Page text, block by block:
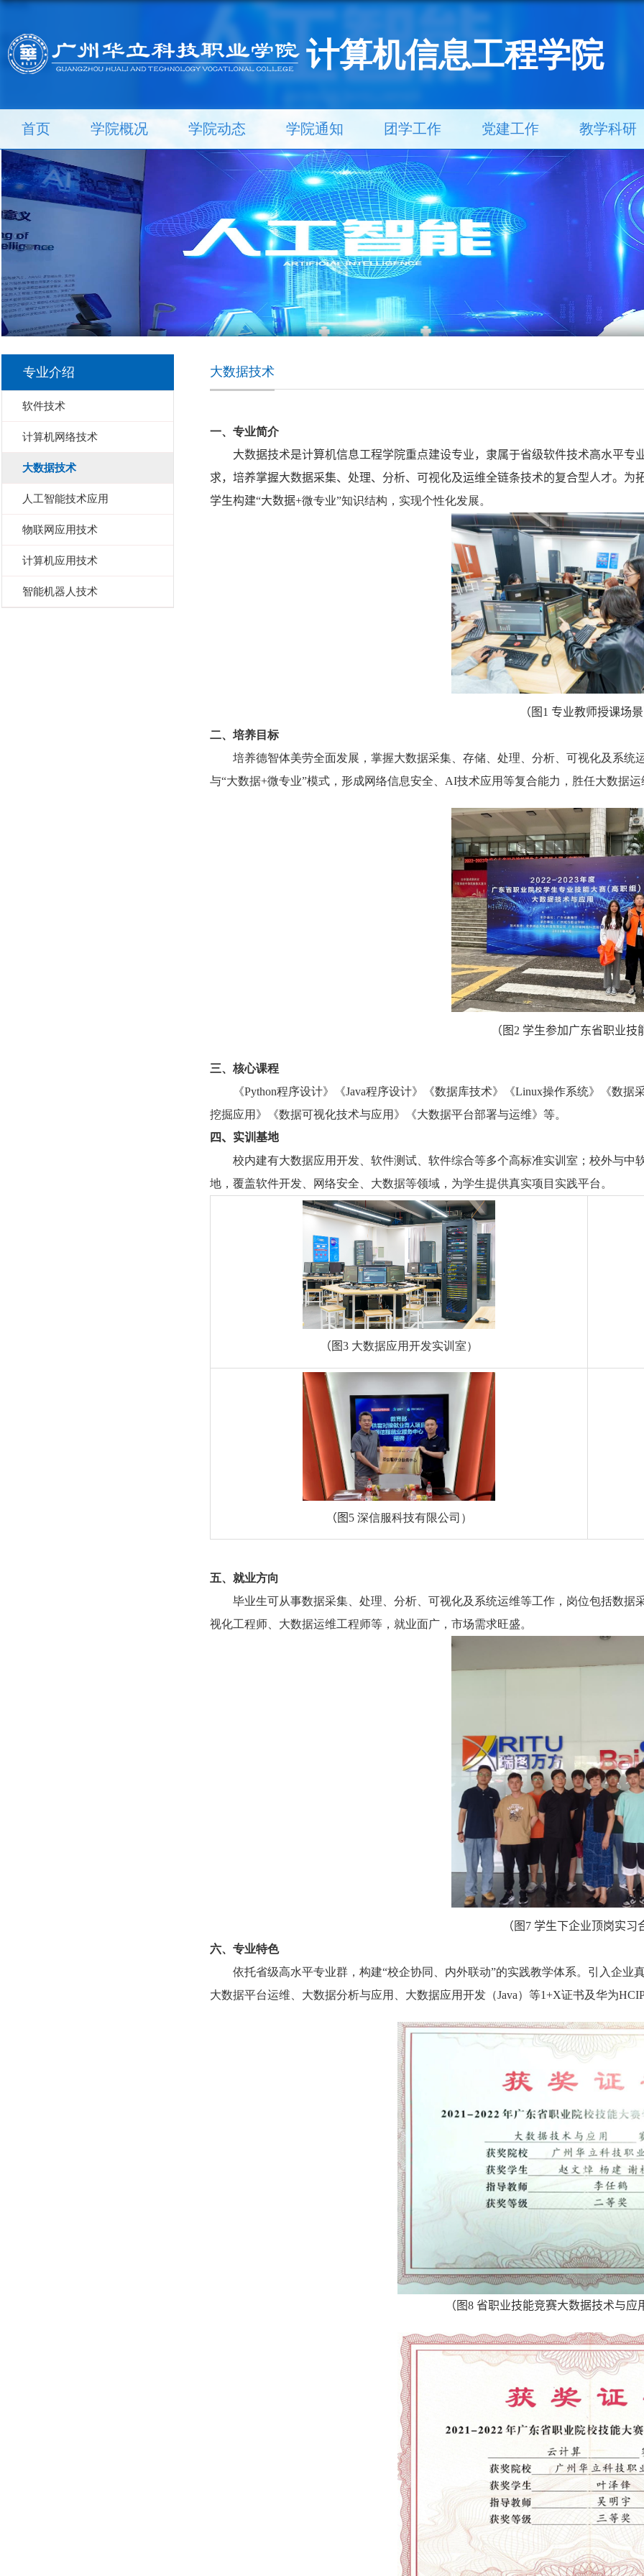
计算机信息工程学院
首页 学院概况 学院动态 学院通知 团学工作 党建工作 教学科研
专业介绍
软件技术
计算机网络技术
大数据技术
人工智能技术应用
物联网应用技术
计算机应用技术
智能机器人技术
大数据技术
一、专业简介
大数据技术是计算机信息工程学院重点建设专业，隶属于省级软件技术高水平专
求，培养掌握大数据采集、处理、分析、可视化及运维全链条技术的复合型人才。 为
学生构建“大数据+微专业”知识结构，实现个性化发展。
（ 图 1 专业教师授课场景
二、培养目标
培养德智体美劳全面发展，掌握大数据采集、存储、处理、分析、可视化及系统
与“大数据+微专业”模式，形成网络信息安全、 AI技术应用等复合能力，胜任大数据
（ 图 2 学生参加广东省职业技
三、核心课程
《Python程序设计》《Java程序设计》《数据库技术》《Linux操作系统》《数据
挖掘应用》《数据可视化技术与应用》《大数据平台部署与运维》等。
四、实训 基地
校内建有大数据应用开发、软件测试、软件综合等多个高标准实训室；校外与
地，覆盖软件开发、网络安全、大数据等领域，为学生提供真实项目实践平台。
（ 图3 大数据应用开发实训室）
（ 图 5 深信服科技有限公司）
五、就业方向
毕业生可从事数据采集、处理、分析、可视化及系统运维等工作，岗位包括数
视化工程师、大数据运维工程师等，就业面广，市场需求旺盛。
（图 7 学生下企业顶岗实习
六、专业特色
依托省级高水平专业群，构建“校企协同、内外联动”的实践教学体系。引入企业
大数据平台运维、大数据分析与应用、大数据应用开发（Java）等1+X证书及华为
（ 图8 省职业技能竞赛大数据技术与应